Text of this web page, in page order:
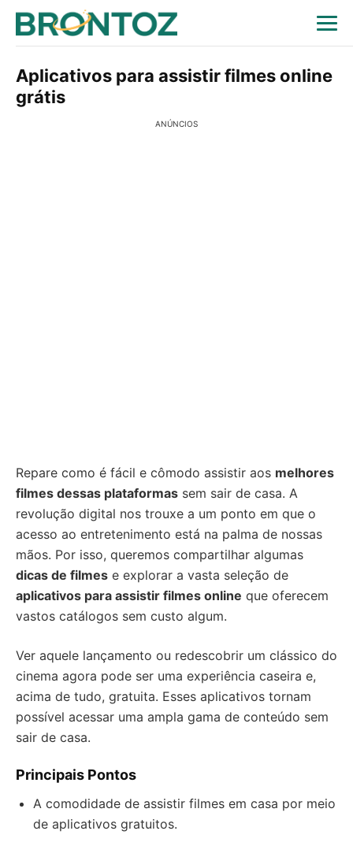
Aplicativos para assistir filmes online
grátis
ANÚNCIOS
Repare como é fácil e cômodo assistir aos melhores
filmes dessas plataformas sem sair de casa. A
revolução digital nos trouxe a um ponto em que o
acesso ao entretenimento está na palma de nossas
mãos. Por isso, queremos compartilhar algumas
dicas de filmes e explorar a vasta seleção de
aplicativos para assistir filmes online que oferecem
vastos catálogos sem custo algum.
Ver aquele lançamento ou redescobrir um clássico do
cinema agora pode ser uma experiência caseira e,
acima de tudo, gratuita. Esses aplicativos tornam
possível acessar uma ampla gama de conteúdo sem
sair de casa.
Principais Pontos
A comodidade de assistir filmes em casa por meio
de aplicativos gratuitos.